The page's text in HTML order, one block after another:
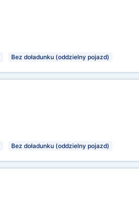
Bez doładunku (oddzielny pojazd)
Bez doładunku (oddzielny pojazd)